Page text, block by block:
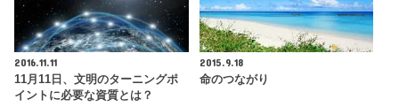
2016.11.11
11月11日、文明のターニングポ
イントに必要な資質とは？
2015.9.18
命のつながり